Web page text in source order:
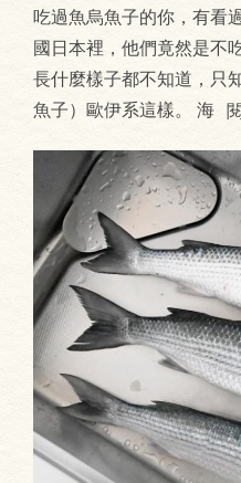
吃過魚烏魚子的你，有看
國日本裡，他們竟然是不
長什麼樣子都不知道，只
魚子）歐伊系這樣。 海